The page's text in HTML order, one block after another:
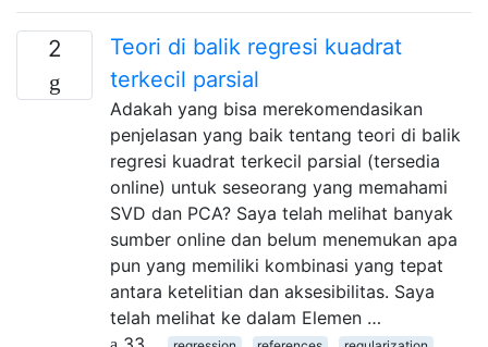
2
Teori di balik regresi kuadrat
terkecil parsial
Adakah yang bisa merekomendasikan
penjelasan yang baik tentang teori di balik
regresi kuadrat terkecil parsial (tersedia
online) untuk seseorang yang memahami
SVD dan PCA? Saya telah melihat banyak
sumber online dan belum menemukan apa
pun yang memiliki kombinasi yang tepat
antara ketelitian dan aksesibilitas. Saya
telah melihat ke dalam Elemen …